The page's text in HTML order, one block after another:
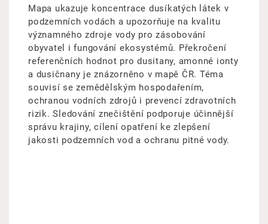
Mapa ukazuje koncentrace dusíkatých látek v
podzemních vodách a upozorňuje na kvalitu
významného zdroje vody pro zásobování
obyvatel i fungování ekosystémů. Překročení
referenčních hodnot pro dusitany, amonné ionty
a dusičnany je znázorněno v mapě ČR. Téma
souvisí se zemědělským hospodařením,
ochranou vodních zdrojů i prevencí zdravotních
rizik. Sledování znečištění podporuje účinnější
správu krajiny, cílení opatření ke zlepšení
jakosti podzemních vod a ochranu pitné vody.